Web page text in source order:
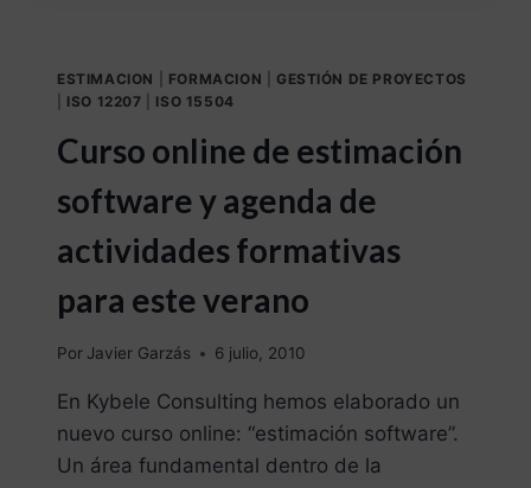
ESTIMACION FORMACION
GESTIÓN DE PROYECTOS
ISO 12207 ISO 15504
Curso online de estimación
software y agenda de
actividades formativas
para este verano
Por Javier Garzás 6 julio, 2010
En Kybele Consulting hemos elaborado un
nuevo curso online: “estimación software”.
Un área fundamental dentro de la